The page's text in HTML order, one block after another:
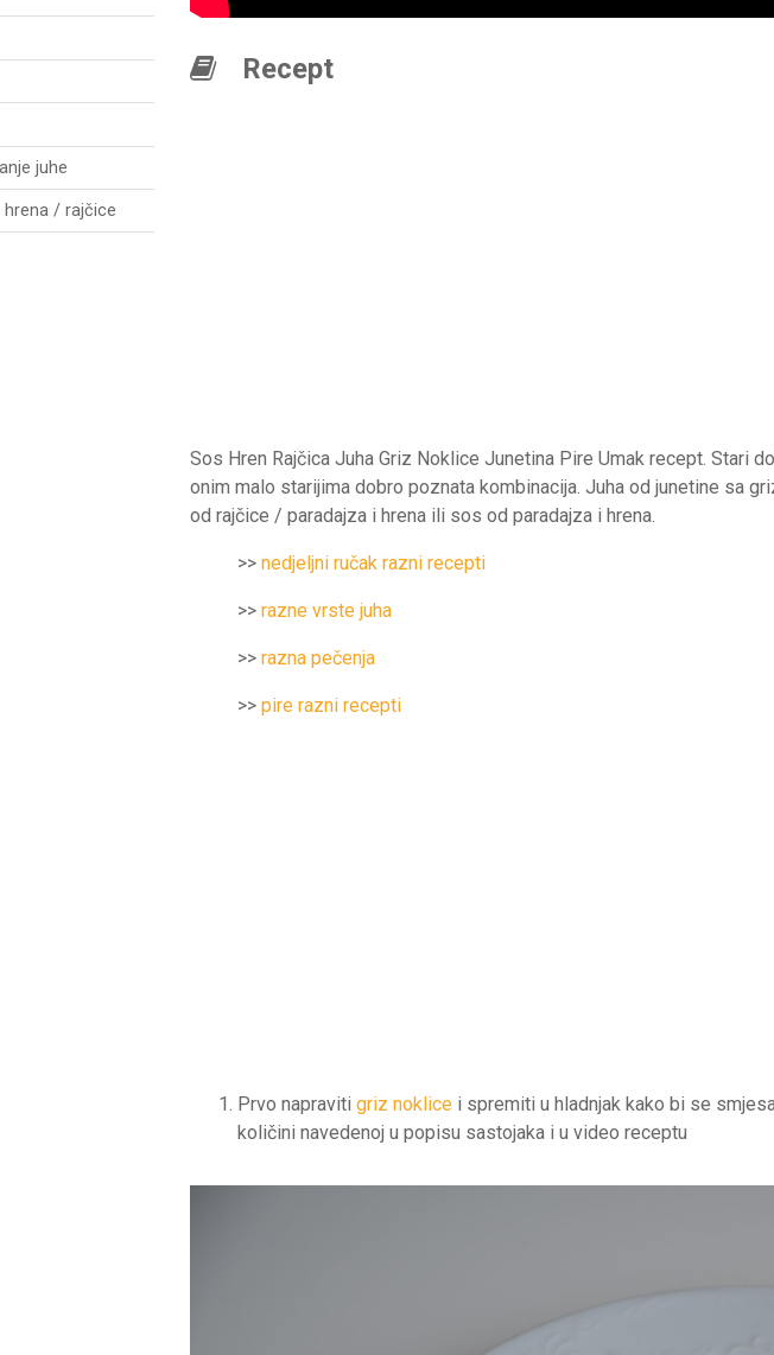
juhe
/ rajčice
Recept
Sos Hren Rajčica Juha Griz Noklice Junetina Pire Umak recept. Stari
onim malo starijima dobro poznata kombinacija. Juha od junetine sa
od rajčice / paradajza i hrena ili sos od paradajza i hrena.
>> nedjeljni ručak razni recepti
>> razne vrste juha
>> razna pečenja
>> pire razni recepti
Prvo napraviti griz noklice i spremiti u hladnjak kako bi se
količini navedenoj u popisu sastojaka i u video receptu